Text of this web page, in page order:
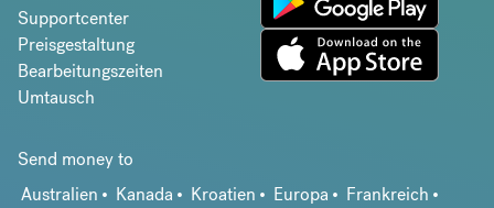
Supportcenter
Preisgestaltung
Bearbeitungszeiten
Umtausch
Send money to
Australien
Kanada Kroatien Europa
Frankreich